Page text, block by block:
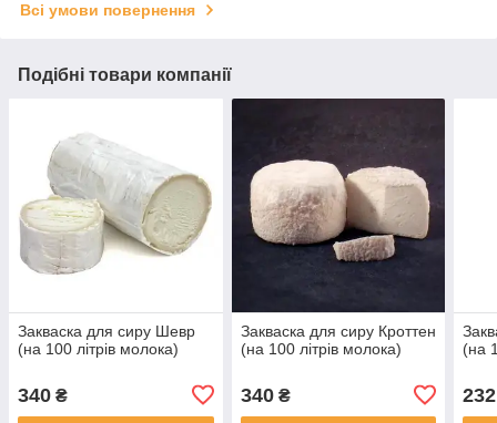
Всі умови повернення
Подібні товари компанії
Закваска для сиру Шевр
(на 100 літрів молока)
340 ₴
Закваска для сиру Кроттен
(на 100 літрів молока)
340₴
(на
232